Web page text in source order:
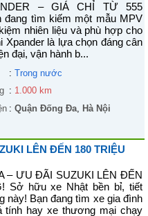
– GIÁ CHỈ TỪ 555
đang tìm kiếm một mẫu MPV
nhiên liệu và phù hợp cho
Xpander là lựa chọn đáng cân
đại, vận hành b...
: Trong nước
: 1.000 km
: Quận Đống Đa, Hà Nội
LÊN ĐẾN 180 TRIỆU
– ƯU ĐÃI SUZUKI LÊN ĐẾN
Sở hữu xe Nhật bền bỉ, tiết
này! Bạn đang tìm xe gia đình
tính hay xe thương mại chạy